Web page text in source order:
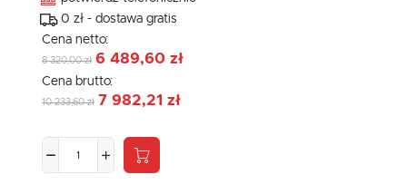
0 zł - dostawa gratis
Cena netto:
8 320,00 zł 6 489,60 zł
Cena brutto:
10 233,60 zł 7 982,21 zł